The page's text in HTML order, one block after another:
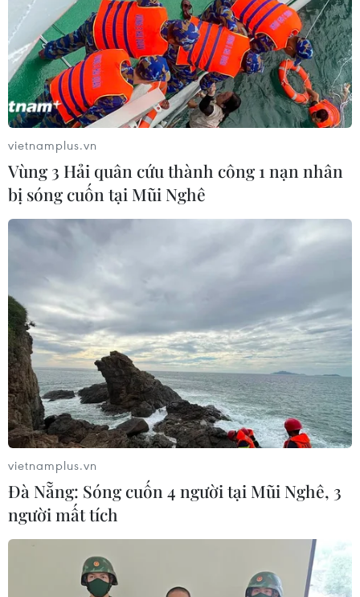
Đề nghị có phương án cho xe hàng lưu
thông Hải Dương-Hải Phòng
23/02/2021 11:25
Hiện nay, xe chở hàng hóa từ Hải Dương sang Hải
Phòng đang gặp nhiều khó khăn do các phương tiện
không được phép lưu thông trên Quốc lộ 5 và phương
tiện xuất phát từ Hải Dương phải quay đầu trở lại.
vietnamplus.vn
Vùng 3 Hải quân cứu thành công 1 nạn nhân
bị sóng cuốn tại Mũi Nghê
vietnamplus.vn
Đà Nẵng: Sóng cuốn 4 người tại Mũi Nghê, 3
người mất tích